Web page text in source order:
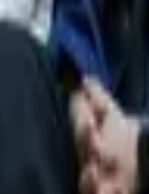
birlikte
derinleştiğine
işsizliğine
oluşturduğunu